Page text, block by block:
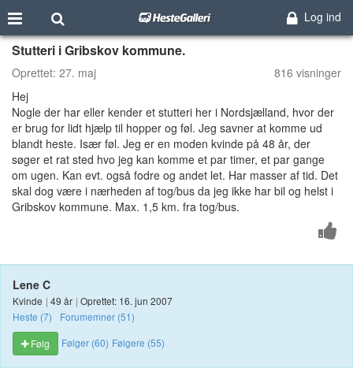
Log ind
Stutteri i Gribskov kommune.
Oprettet: 27. maj
816 visninger
Hej
Nogle der har eller kender et stutteri her i Nordsjælland, hvor der
er brug for lidt hjælp til hopper og føl. Jeg savner at komme ud
blandt heste. Især føl. Jeg er en moden kvinde på 48 år, der
søger et rat sted hvo jeg kan komme et par timer, et par gange
om ugen. Kan evt. også fodre og andet let. Har masser af tid. Det
skal dog være i nærheden af tog/bus da jeg ikke har bil og helst i
Gribskov kommune. Max. 1,5 km. fra tog/bus.
Lene C
Kvinde | 49 år | Oprettet: 16. jun 2007
Heste (7)
Forumemner (51)
Følg
Følger (60) Følgere (55)